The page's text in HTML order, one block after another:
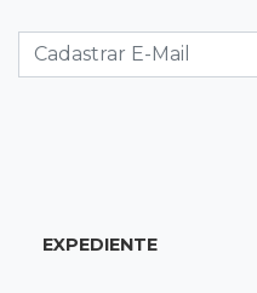
Eleitorado aprova
colinha será
EXPEDIENTE